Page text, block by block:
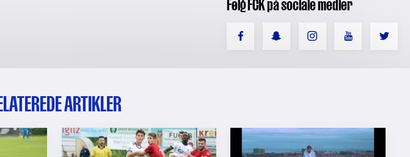
Følg FCK på sociale medier
ARTIKLER